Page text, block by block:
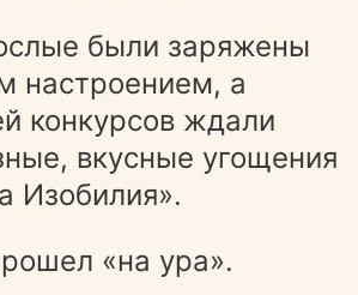
были заряжены
настроением, а
конкурсов ждали
вкусные угощения
Изобилия».
«на ура».